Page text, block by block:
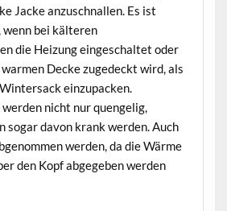
Jacke anzuschnallen. Es ist
wenn bei kälteren
die Heizung eingeschaltet oder
Decke zugedeckt wird, als
einzupacken.
nicht nur quengelig,
sogar davon krank werden. Auch
werden, da die Wärme
den Kopf abgegeben werden